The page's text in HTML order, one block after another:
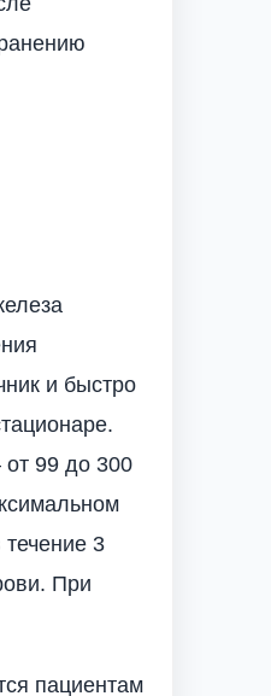
и быстро
от 99 до 300
3
При
пациентам